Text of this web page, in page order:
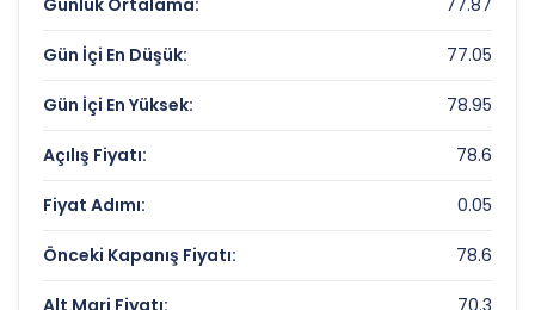
Piyasa Değeri/Defter Değeri (PD/DD):
1.53
FORD OTOSAN Rekorlar ve Önemli
Seviyeler
Bugün Gördüğü En Yüksek Fiyat:
78.95 TL
Son 1 Yılın Zirvesi:
130.90723743 TL
Son 1 Yılın Dibi:
75.05 TL
Günlük Ortalama: 77.87
Gün İçi En Düşük: 77.05
Gün İçi En Yüksek: 78.95
Açılış Fiyatı: 78.6
Fiyat Adımı: 0.05
Önceki Kapanış Fiyatı: 78.6
Alt Marj Fiyatı: 70.3